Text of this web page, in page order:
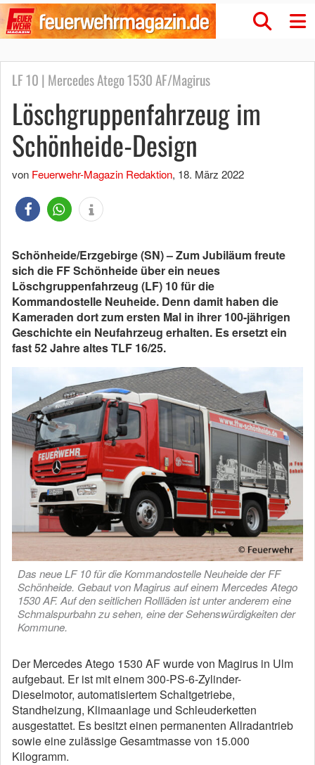
LF 10 | Mercedes Atego 1530 AF/Magirus
Löschgruppenfahrzeug im
Schönheide-Design
von Feuerwehr-Magazin Redaktion, 18. März 2022
Schönheide/Erzgebirge (SN) – Zum Jubiläum freute
sich die FF Schönheide über ein neues
Löschgruppenfahrzeug (LF) 10 für die
Kommandostelle Neuheide. Denn damit haben die
Kameraden dort zum ersten Mal in ihrer 100-jährigen
Geschichte ein Neufahrzeug erhalten. Es ersetzt ein
fast 52 Jahre altes TLF 16/25.
Das neue LF 10 für die Kommandostelle Neuheide der FF
Schönheide. Gebaut von Magirus auf einem Mercedes Atego
1530 AF. Auf den seitlichen Rollläden ist unter anderem eine
Schmalspurbahn zu sehen, eine der Sehenswürdigkeiten der
Kommune.
Der Mercedes Atego 1530 AF wurde von Magirus in Ulm
aufgebaut. Er ist mit einem 300-PS-6-Zylinder-
Dieselmotor, automatisiertem Schaltgetriebe,
Standheizung, Klimaanlage und Schleuderketten
ausgestattet. Es besitzt einen permanenten Allradantrieb
sowie eine zulässige Gesamtmasse von 15.000
Kilogramm.